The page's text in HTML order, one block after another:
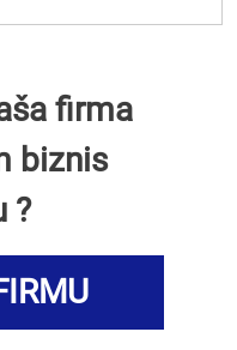
firma
biznis
?